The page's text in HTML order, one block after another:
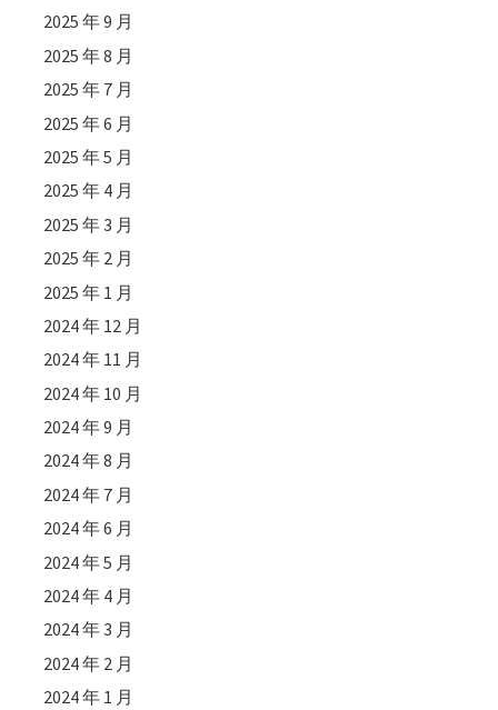
2025 年 9 月
2025 年 8 月
2025 年 7 月
2025 年 6 月
2025 年 5 月
2025 年 4 月
2025 年 3 月
2025 年 2 月
2025 年 1 月
2024 年 12 月
2024 年 11 月
2024 年 10 月
2024 年 9 月
2024 年 8 月
2024 年 7 月
2024 年 6 月
2024 年 5 月
2024 年 4 月
2024 年 3 月
2024 年 2 月
2024 年 1 月